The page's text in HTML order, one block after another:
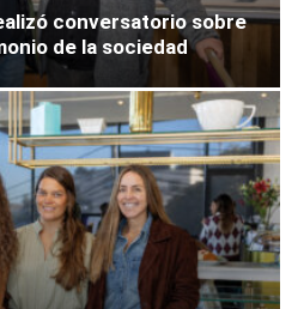
conversatorio sobre
de la sociedad